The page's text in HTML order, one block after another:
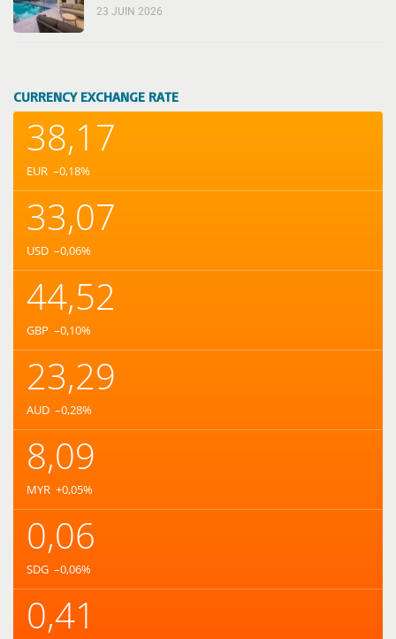
23 JUIN 2026
CURRENCY EXCHANGE RATE
38,17
EUR –0,18%
33,07
USD –0,06%
44,52
GBP –0,10%
23,29
AUD –0,28%
8,09
MYR +0,05%
0,06
SDG –0,06%
0,41